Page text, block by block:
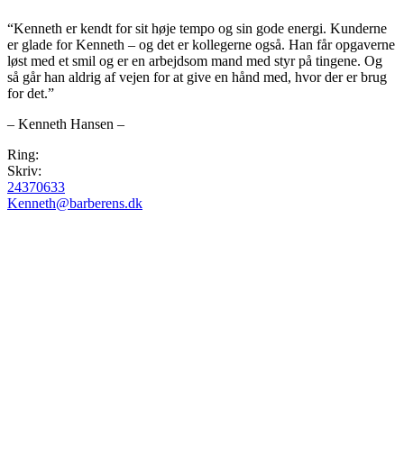
“Kenneth er kendt for sit høje tempo og sin gode energi. Kunderne
er glade for Kenneth – og det er kollegerne også. Han får opgaverne
løst med et smil og er en arbejdsom mand med styr på tingene. Og
så går han aldrig af vejen for at give en hånd med, hvor der er brug
for det.”
– Kenneth Hansen –
Ring:
Skriv:
24370633
Kenneth@barberens.dk